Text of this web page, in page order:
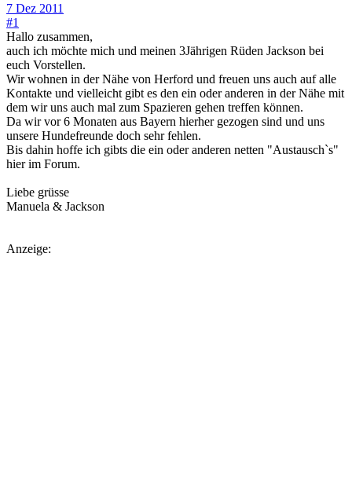
7 Dez 2011
#1
Hallo zusammen,
auch ich möchte mich und meinen 3Jährigen Rüden Jackson bei
euch Vorstellen.
Wir wohnen in der Nähe von Herford und freuen uns auch auf alle
Kontakte und vielleicht gibt es den ein oder anderen in der Nähe mit
dem wir uns auch mal zum Spazieren gehen treffen können.
Da wir vor 6 Monaten aus Bayern hierher gezogen sind und uns
unsere Hundefreunde doch sehr fehlen.
Bis dahin hoffe ich gibts die ein oder anderen netten "Austausch`s"
hier im Forum.
Liebe grüsse
Manuela & Jackson
Anzeige: